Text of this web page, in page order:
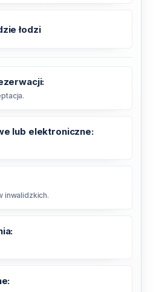
łodzi
lub elektroniczne:
inwalidzkich.